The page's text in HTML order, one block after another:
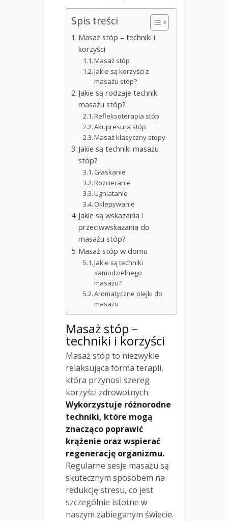
Spis treści
Masaż stóp – techniki i
korzyści
Masaż stóp
Jakie są korzyści z
masażu stóp?
Jakie są rodzaje technik
masażu stóp?
Refleksoterapia stóp
Akupresura stóp
Masaż klasyczny stopy
Jakie są techniki masażu
stóp?
Głaskanie
Rozcieranie
Ugniatanie
Oklepywanie
Jakie są wskazania i
przeciwwskazania do
masażu stóp?
Masaż stóp w domu
Jakie są techniki
samodzielnego
masażu?
Aromatyczne olejki do
masażu
Masaż stóp –
techniki i korzyści
Masaż stóp to niezwykle
relaksująca forma terapii,
która przynosi szereg
korzyści zdrowotnych.
Wykorzystuje różnorodne
techniki, które mogą
znacząco poprawić
krążenie oraz wspierać
regenerację organizmu.
Regularne sesje masażu są
skutecznym sposobem na
redukcję stresu, co jest
szczególnie istotne w
naszym zabieganym świecie.